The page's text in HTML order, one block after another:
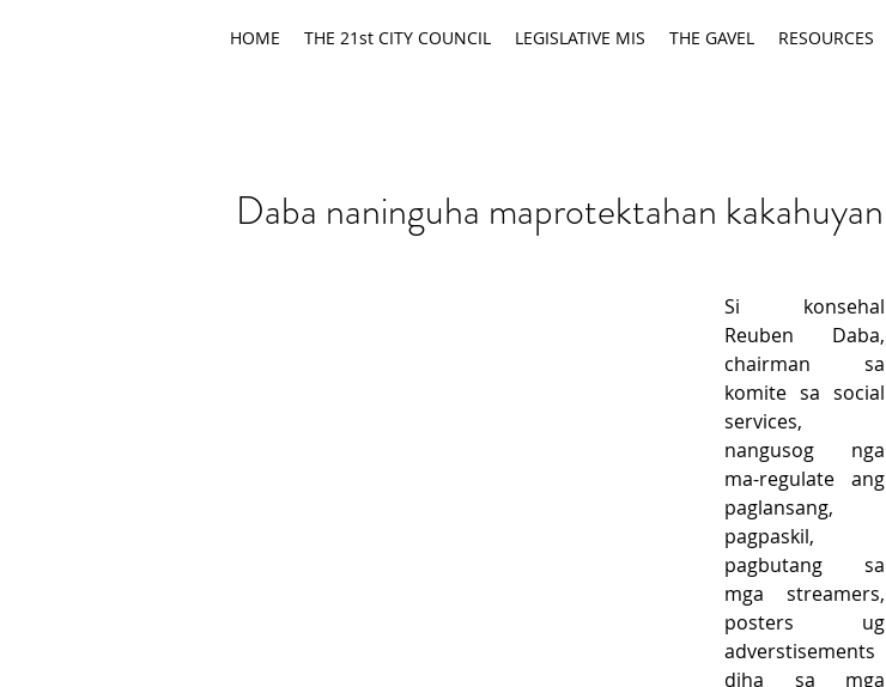
HOME THE 21st CITY COUNCIL LEGISLATIVE MIS THE GAVEL RESOURCES
Daba naninguha maprotektahan kakahuyan
Si konsehal
Reuben Daba,
chairman sa
komite sa social
services,
nangusog nga
ma-regulate ang
paglansang,
pagpaskil,
pagbutang sa
mga streamers,
posters ug
adverstisements
diha sa mga